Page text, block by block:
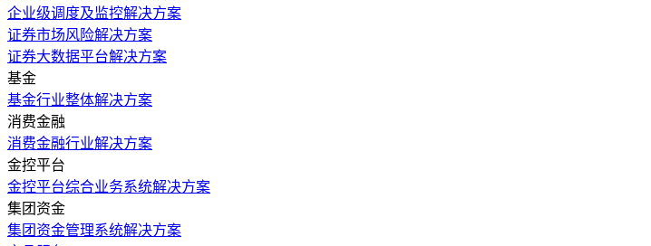
企业级调度及监控解决方案
证券市场风险解决方案
证券大数据平台解决方案
基金
基金行业整体解决方案
消费金融
消费金融行业解决方案
金控平台
金控平台综合业务系统解决方案
集团资金
集团资金管理系统解决方案